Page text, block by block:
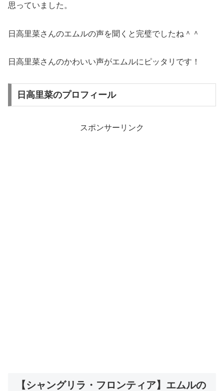
思っていました。
日高里菜さんのエムルの声を聞くと完璧でしたね＾＾
日高里菜さんのかわいい声がエムルにピッタリです！
日高里菜のプロフィール
スポンサーリンク
【シャングリラ・フロンティア】エムルの